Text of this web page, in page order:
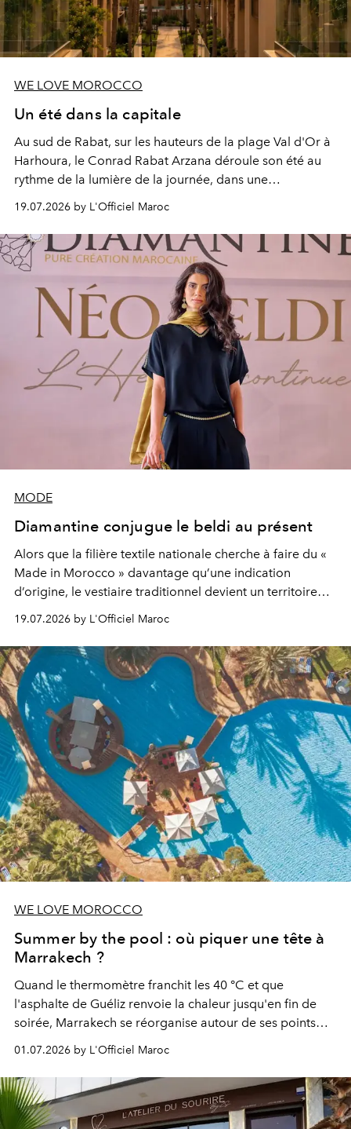
WE LOVE MOROCCO
Un été dans la capitale
Au sud de Rabat, sur les hauteurs de la plage Val d'Or à
Harhoura, le Conrad Rabat Arzana déroule son été au
rythme de la lumière de la journée, dans une
programmation pensée comme une succession de
rendez-vous avec l’océan.
19.07.2026 by L'Officiel Maroc
MODE
Diamantine conjugue le beldi au présent
Alors que la filière textile nationale cherche à faire du «
Made in Morocco » davantage qu’une indication
d’origine, le vestiaire traditionnel devient un territoire
d’expérimentation. Avec Néo Beldi, Diamantine en
révise les proportions et les usages pour l’inscrire dans
le quotidien contemporain, sans effacer la culture du
vêtement dont il procède.
19.07.2026 by L'Officiel Maroc
WE LOVE MOROCCO
Summer by the pool : où piquer une tête à
Marrakech ?
Quand le thermomètre franchit les 40 °C et que
l'asphalte de Guéliz renvoie la chaleur jusqu'en fin de
soirée, Marrakech se réorganise autour de ses points
d'eau. À l'Hivernage, le Es Saadi Marrakech Resort ouvre
les portes de son parc de huit hectares et de sa piscine
lagon de 2 400 m² avec trois formules Palace Day Pass
qui permettent d'y passer la journée.
01.07.2026 by L'Officiel Maroc